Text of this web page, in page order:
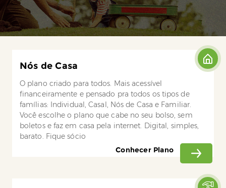
Nós de Casa
O plano criado para todos. Mais acessível
financeiramente e pensado pra todos os tipos de
famílias: Individual, Casal, Nós de Casa e Familiar.
Você escolhe o plano que cabe no seu bolso, sem
boletos e faz em casa pela internet. Digital, simples,
barato. Fique sócio
Conhecer Plano